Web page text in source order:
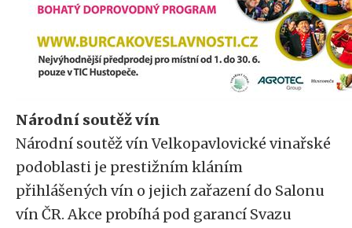
Národní soutěž vín
Národní soutěž vín Velkopavlovické vinařské
podoblasti je prestižním kláním
přihlášených vín o jejich zařazení do Salonu
vín ČR. Akce probíhá pod garancí Svazu